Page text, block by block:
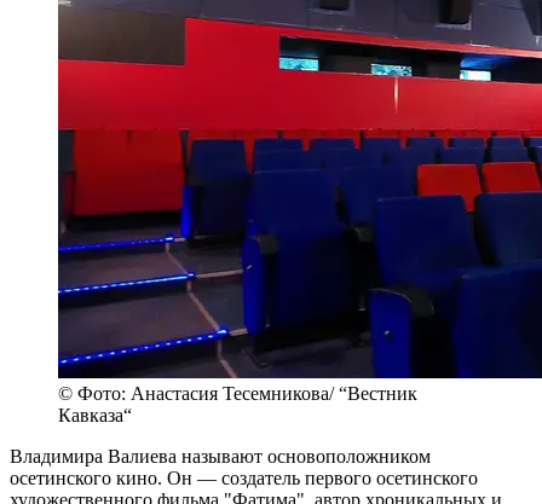
© Фото: Анастасия Тесемникова/ “Вестник
Кавказа“
Владимира Валиева называют основоположником
осетинского кино. Он — создатель первого осетинского
художественного фильма "Фатима", автор хроникальных и